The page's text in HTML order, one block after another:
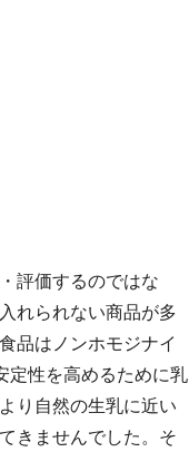
評価するのではな
れられない商品が多
品はノンホモジナイ
定性を高めるために乳
り自然の生乳に近い
きませんでした。そ